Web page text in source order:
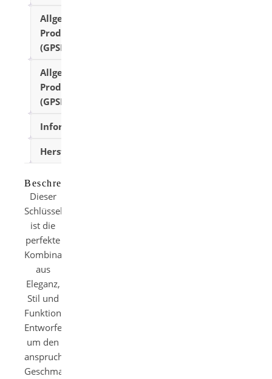
Allgemeine
Produktsicherheitsverordnung
(GPSR)
Allgemeine
Produktsicherheitsverordnung
(GPSR)
Informationen/Hinweise/Pflegehinweis
Herstellerangaben
Beschreibung
Dieser
Schlüsselanhänger
ist die
perfekte
Kombination
aus
Eleganz,
Stil und
Funktionalität.
Entworfen,
um den
anspruchsvollen
Geschmack